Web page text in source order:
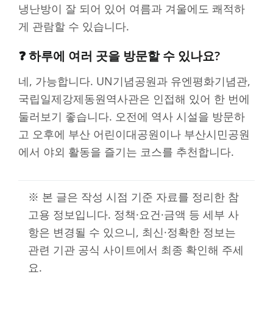
냉난방이 잘 되어 있어 여름과 겨울에도 쾌적하
게 관람할 수 있습니다.
❓ 하루에 여러 곳을 방문할 수 있나요?
네, 가능합니다. UN기념공원과 유엔평화기념관,
국립일제강제동원역사관은 인접해 있어 한 번에
둘러보기 좋습니다. 오전에 역사 시설을 방문하
고 오후에 부산 어린이대공원이나 부산시민공원
에서 야외 활동을 즐기는 코스를 추천합니다.
※ 본 글은 작성 시점 기준 자료를 정리한 참
고용 정보입니다. 정책·요건·금액 등 세부 사
항은 변경될 수 있으니, 최신·정확한 정보는
관련 기관 공식 사이트에서 최종 확인해 주세
요.